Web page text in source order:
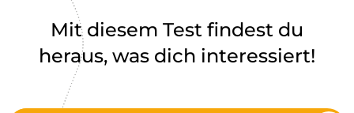
Mit diesem Test findest du
heraus, was dich interessiert!